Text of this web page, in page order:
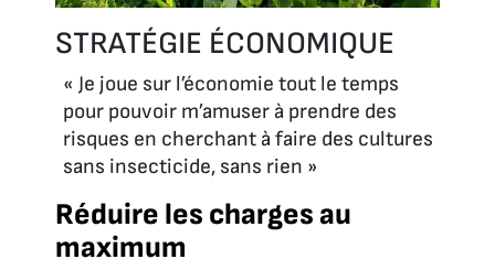
STRATÉGIE ÉCONOMIQUE
« Je joue sur l’économie tout le temps
pour pouvoir m’amuser à prendre des
risques en cherchant à faire des cultures
sans insecticide, sans rien »
Réduire les charges au
maximum